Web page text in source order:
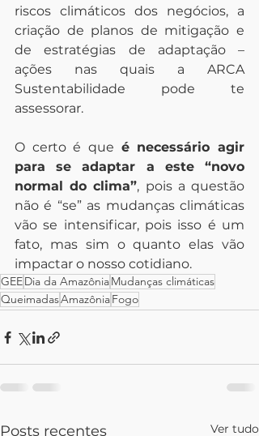
riscos climáticos dos negócios, a
criação de planos de mitigação e
de estratégias de adaptação –
ações nas quais a ARCA
Sustentabilidade pode te
assessorar.
O certo é que é necessário agir
para se adaptar a este “novo
normal do clima”, pois a questão
não é “se” as mudanças climáticas
vão se intensificar, pois isso é um
fato, mas sim o quanto elas vão
impactar o nosso cotidiano.
GEEDia da AmazôniaMudanças climáticas
QueimadasAmazôniaFogo
Posts recentes Ver tudo